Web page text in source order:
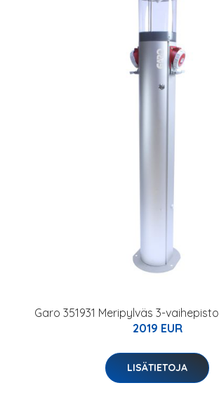
Garo 351931 Meripylväs 3-
2019 EUR
LISÄTIETOJA